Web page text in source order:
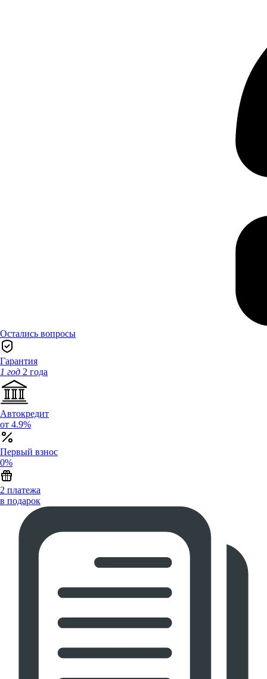
Остались вопросы
Гарантия
1 год 2 года
Автокредит
от 4.9%
Первый взнос
0%
2 платежа
в подарок